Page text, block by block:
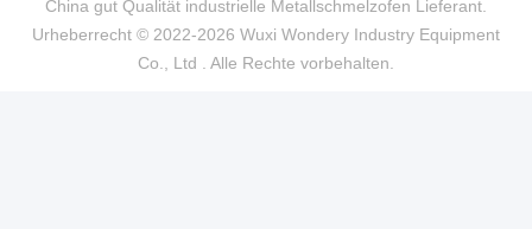
China gut Qualität industrielle Metallschmelzofen Lieferant.
Urheberrecht © 2022-2026 Wuxi Wondery Industry Equipment
Co., Ltd . Alle Rechte vorbehalten.